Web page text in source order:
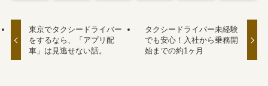
東京でタクシードライバー
をするなら、「アプリ配
車」は見逃せない話。
タクシードライバー未経験
でも安心！入社から乗務開
始までの約1ヶ月